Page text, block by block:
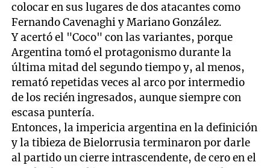
colocar en sus lugares de dos atacantes como
Fernando Cavenaghi y Mariano González.
Y acertó el "Coco" con las variantes, porque
Argentina tomó el protagonismo durante la
última mitad del segundo tiempo y, al menos,
remató repetidas veces al arco por intermedio
de los recién ingresados, aunque siempre con
escasa puntería.
Entonces, la impericia argentina en la definición
y la tibieza de Bielorrusia terminaron por darle
al partido un cierre intrascendente, de cero en el